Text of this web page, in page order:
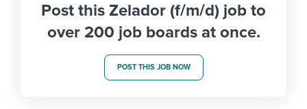
Post this Zelador (f/m/d) job to
over 200 job boards at once.
POST THIS JOB NOW